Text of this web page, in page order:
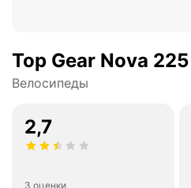
Top Gear Nova 225
Велосипеды
2,7
3 оценки